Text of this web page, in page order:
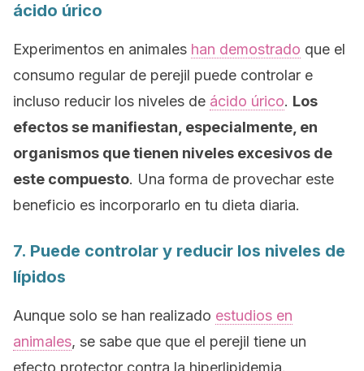
ácido úrico
Experimentos en animales han demostrado que el
consumo regular de perejil puede controlar e
incluso reducir los niveles de ácido úrico. Los
efectos se manifiestan, especialmente, en
organismos que tienen niveles excesivos de
este compuesto. Una forma de provechar este
beneficio es incorporarlo en tu dieta diaria.
7. Puede controlar y reducir los niveles de
lípidos
Aunque solo se han realizado estudios en
animales, se sabe que que el perejil tiene un
efecto protector contra la hiperlipidemia.